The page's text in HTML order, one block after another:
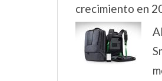
crecimiento en